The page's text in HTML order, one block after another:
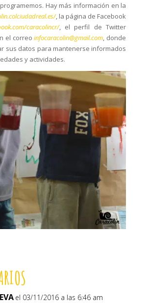
Hay más información en la
, la página de Facebook
caracolincr/, el perfil de Twitter
el correoinfocaracolin@gmail.com, donde
sus datos para mantenerse informados
y actividades.
EVA el 03/11/2016 a las 6:46 am